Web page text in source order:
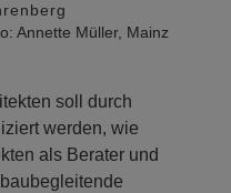
Annette Müller, Mainz
soll durch
werden, wie
als Berater und